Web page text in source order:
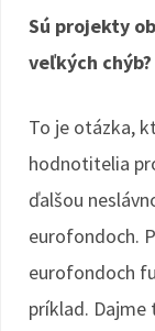
Sú projekty
veľkých chýb?
To je otázka,
hodnotitelia
ďalšou
eurofondoch.
eurofondoch
príklad. Dajme